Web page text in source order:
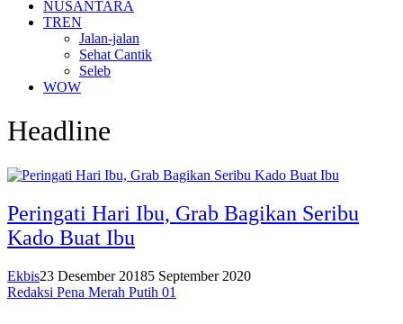
NUSANTARA
TREN
Jalan-jalan
Sehat Cantik
Seleb
WOW
Headline
Peringati Hari Ibu, Grab Bagikan Seribu
Kado Buat Ibu
Ekbis23 Desember 20185 September 2020
Redaksi Pena Merah Putih 01